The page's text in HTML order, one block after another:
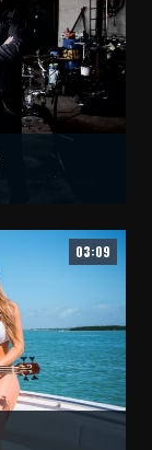
03:09